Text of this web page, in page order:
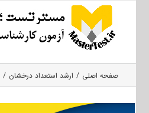
صفحه اصلی ارشد استعداد درخشان